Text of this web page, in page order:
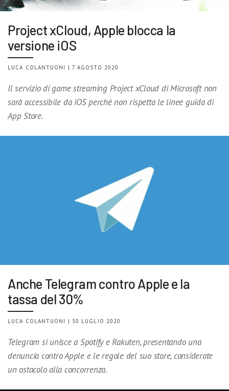
Project xCloud, Apple blocca la
versione iOS
LUCA COLANTUONI | 7 AGOSTO 2020
Il servizio di game streaming Project xCloud di Microsoft non
sarà accessibile da iOS perché non rispetta le linee guida di
App Store.
Anche Telegram contro Apple e la
tassa del 30%
LUCA COLANTUONI | 30 LUGLIO 2020
Telegram si unisce a Spotify e Rakuten, presentando una
denuncia contro Apple e le regole del suo store, considerate
un ostacolo alla concorrenza.